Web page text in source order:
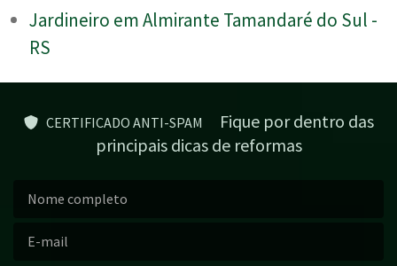
Jardineiro em Almirante Tamandaré do Sul -
RS
CERTIFICADO ANTI-SPAM
Fique por dentro das
principais dicas de reformas